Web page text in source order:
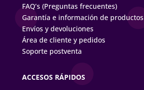
FAQ’s (Preguntas frecuentes)
Garantía e información de productos
Envíos y devoluciones
Área de cliente y pedidos
Soporte postventa
ACCESOS RÁPIDOS